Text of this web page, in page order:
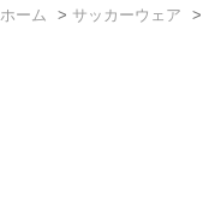
ホーム > サッカーウェア >